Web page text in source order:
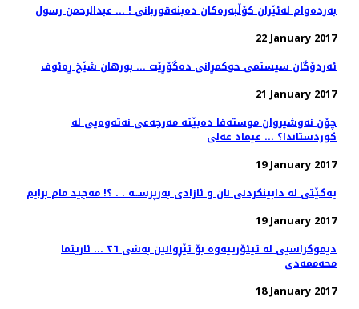
بەردەوام لەئێران کۆڵبەرەکان دەبنەقوربانى ! ... عبدالرحمن رسول
22 January 2017
ئه‌ردۆگان سیستمی حوكمڕانی ده‌گۆڕێت ... بورهان شێخ ڕه‌ئوف
21 January 2017
چۆن نه‌وشیروان موسته‌فا ده‌بێته‌ مه‌رجه‌عی نه‌ته‌وه‌یی له‌
كوردستاندا؟ ... عیماد عه‌لی
19 January 2017
یه‌کێتی له‌ دابینکردنی نان و ئازادی به‌رپرســـه‌ . . ؟! مه‌جید مام برایم
19 January 2017
دیموكراسیی له‌ تیئۆرییه‌وه‌ بۆ تێڕوانین به‌شی ٢٦ ... ئاریتما
محه‌ممه‌دی
18 January 2017